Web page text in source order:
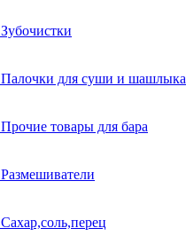
Зубочистки
Палочки для суши и шашлыка
Прочие товары для бара
Размешиватели
Сахар,соль,перец